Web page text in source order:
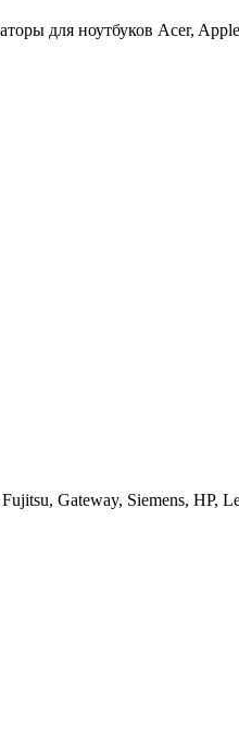
для ноутбуков Acer,
Gateway, Siemens, HP,